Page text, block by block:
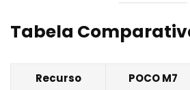
Tabela
Recurso POCO M7